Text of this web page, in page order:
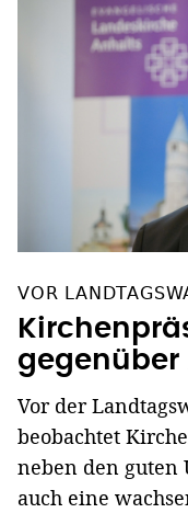
VOR
gegenüber
Vor der
beobachtet
neben den
auch eine